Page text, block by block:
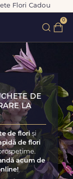
Flori Cadou
0
de
la
de floriși
de flori
acum de